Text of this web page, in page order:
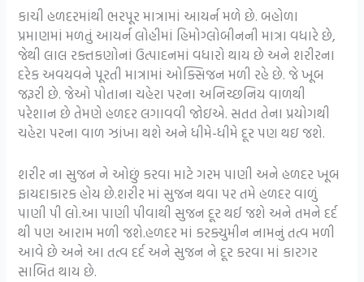
કાચી હળદરમાંથી ભરપૂર માત્રામાં આયર્ન મળે છે. બહોળા
પ્રમાણમાં મળતું આયર્ન લોહીમાં હિમોગ્લોબીનની માત્રા વધારે છે,
જેથી લાલ રક્તકણોનાં ઉત્પાદનમાં વધારો થાય છે અને શરીરના
દરેક અવયવને પૂરતી માત્રામાં ઓક્સિજન મળી રહે છે. જે ખૂબ
જરૂરી છે. જેઓ પોતાના ચહેરા પરના અનિચ્છનિય વાળથી
પરેશાન છે તેમણે હળદર લગાવવી જોઇએ. સતત તેના પ્રયોગથી
ચહેરા પરના વાળ ઝાંખા થશે અને ધીમે-ધીમે દૂર પણ થઇ જશે.
શરીર ના સુજન ને ઓછું કરવા માટે ગરમ પાણી અને હળદર ખૂબ
ફાયદાકારક હોય છે.શરીર માં સુજન થવા પર તમે હળદર વાળું
પાણી પી લો.આ પાણી પીવાથી સુજન દૂર થઈ જશે અને તમને દર્દ
થી પણ આરામ મળી જશે.હળદર માં કરક્યુમીન નામનું તત્વ મળી
આવે છે અને આ તત્વ દર્દ અને સુજન ને દૂર કરવા માં કારગર
સાબિત થાય છે.